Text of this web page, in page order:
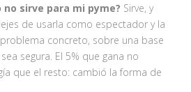
no sirve para mi pyme? Sirve, y
de usarla como espectador y la
concreto, sobre una base
segura. El 5% que gana no
que el resto: cambió la forma de